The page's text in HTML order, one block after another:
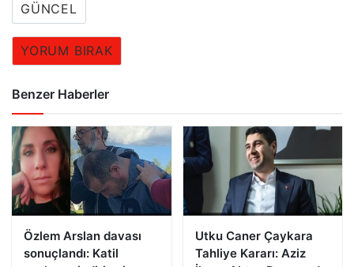
GÜNCEL
YORUM BIRAK
Benzer Haberler
Özlem Arslan davası
sonuçlandı: Katil
Utku Caner Çaykara
Tahliye Kararı: Aziz